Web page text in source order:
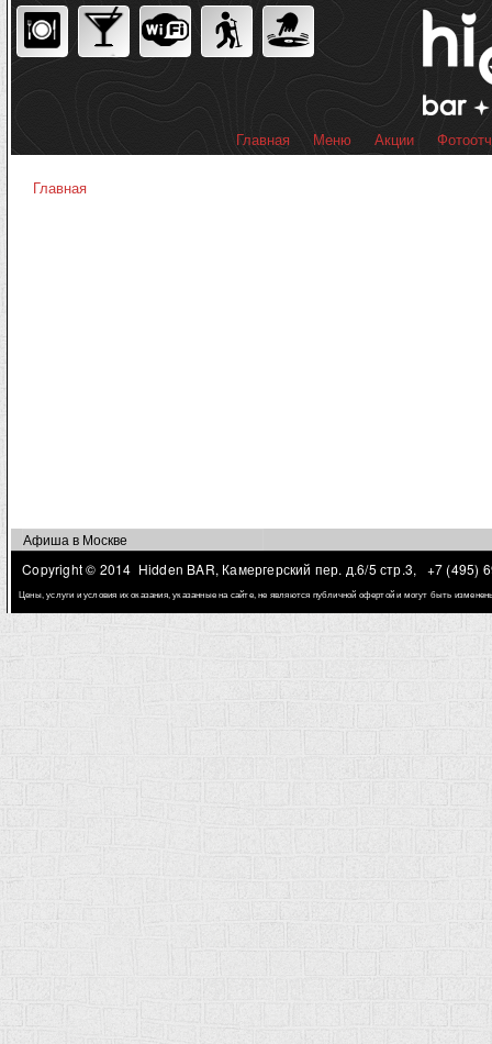
Главное меню
Главная Меню Акции
Главная
Афиша в Москве
Copyright © 2014 Hidden BAR, Камергерский пер. д.6/5 стр.3,
+7 (495)
Цены, услуги и условия их оказания, указанные на сайте, не являются публичной офертой и могут быть